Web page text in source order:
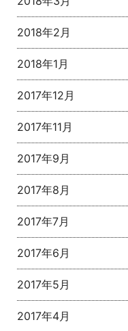
2018年2月
2018年1月
2017年12月
2017年11月
2017年9月
2017年8月
2017年7月
2017年6月
2017年5月
2017年4月